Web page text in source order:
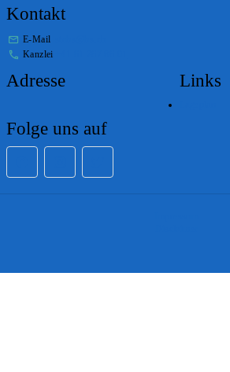
Kontakt
E-Mail
Kanzlei
Adresse Links
Folge uns auf